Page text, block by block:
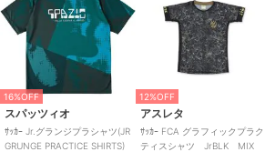
16%OFF
スパッツィオ
ｻｯｶｰ Jr.グランジプラシャツ(JR
GRUNGE PRACTICE SHIRTS)
12%OFF
アスレタ
ｻｯｶｰ FCA グラフィックプラク
ティスシャツ JrBLK MIX